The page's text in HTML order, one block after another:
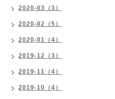
2020-03（3）
2020-02（5）
2020-01（4）
2019-12（3）
2019-11（4）
2019-10（4）